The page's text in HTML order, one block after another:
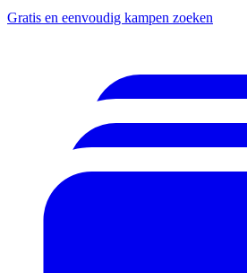
Gratis en eenvoudig kampen zoeken